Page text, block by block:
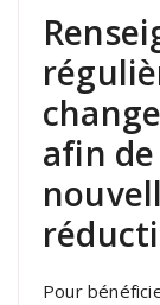
afin
Pour